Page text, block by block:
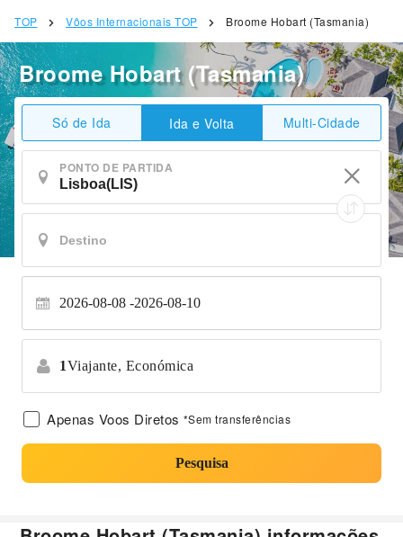
TOP Vôos Internacionais TOP Broome Hobart (Tasmania)
Broome Hobart (Tasmania)
Só de Ida Ida e Volta Multi-Cidade
PONTO DE PARTIDA
2026-08-08 2026-08-10
1Viajante, Económica
Apenas Voos Diretos *Sem transferências
Pesquisa